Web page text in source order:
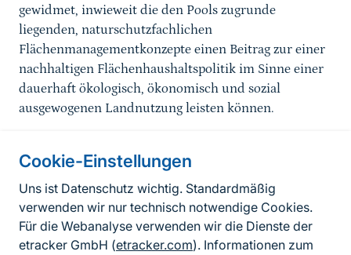
Cookie-Einstellungen
Uns ist Datenschutz wichtig. Standardmäßig
verwenden wir nur technisch notwendige Cookies.
Für die Webanalyse verwenden wir die Dienste der
etracker GmbH (etracker.com). Informationen zum
gewidmet, inwieweit die den Pools zugrunde
liegenden, naturschutzfachlichen
Flächenmanagementkonzepte einen Beitrag zur einer
nachhaltigen Flächenhaushaltspolitik im Sinne einer
dauerhaft ökologisch, ökonomisch und sozial
ausgewogenen Landnutzung leisten können.
Informationen zur Seite
FußzeileKontakt zum BfN
Kontaktformular